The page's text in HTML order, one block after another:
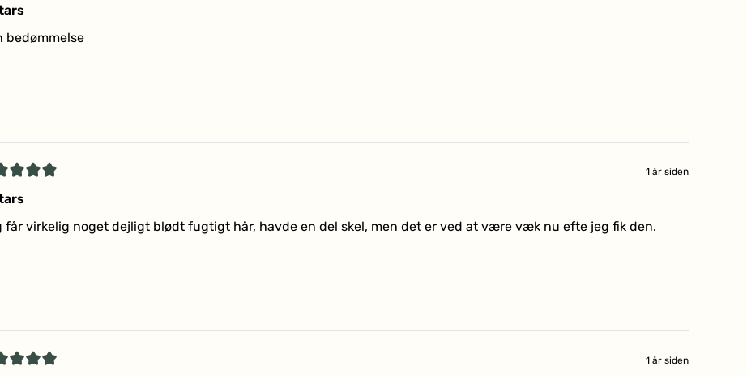
bedømmelse
1 år siden
får virkelig noget dejligt blødt fugtigt hår, havde en del skel, men det er ved at være væk nu efte jeg fik den.
1 år siden